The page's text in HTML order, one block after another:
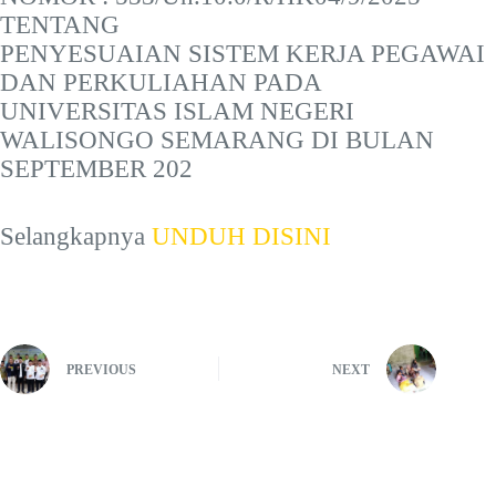
TENTANG
PENYESUAIAN SISTEM KERJA PEGAWAI
DAN PERKULIAHAN PADA
UNIVERSITAS ISLAM NEGERI
WALISONGO SEMARANG DI BULAN
SEPTEMBER 202
Selangkapnya UNDUH DISINI
PREVIOUS NEXT